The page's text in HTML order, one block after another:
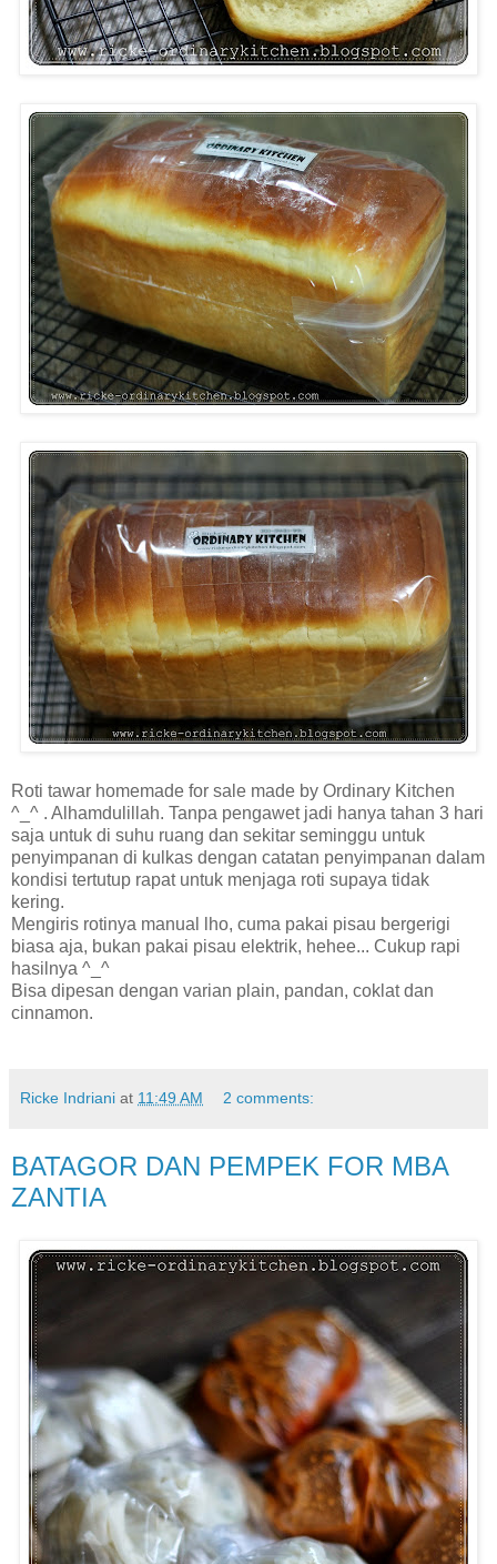
Roti tawar homemade for sale made by Ordinary Kitchen
^_^ . Alhamdulillah. Tanpa pengawet jadi hanya tahan 3 hari
saja untuk di suhu ruang dan sekitar seminggu untuk
penyimpanan di kulkas dengan catatan penyimpanan dalam
kondisi tertutup rapat untuk menjaga roti supaya tidak
kering.
Mengiris rotinya manual lho, cuma pakai pisau bergerigi
biasa aja, bukan pakai pisau elektrik, hehee... Cukup rapi
hasilnya ^_^
Bisa dipesan dengan varian plain, pandan, coklat dan
cinnamon.
Ricke Indriani at 11:49 AM 2 comments:
BATAGOR DAN PEMPEK FOR MBA
ZANTIA